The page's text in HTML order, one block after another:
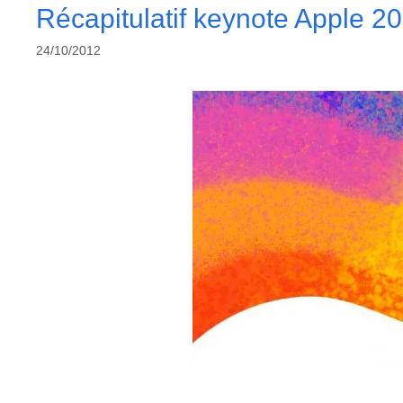
Récapitulatif keynote Apple
24/10/2012